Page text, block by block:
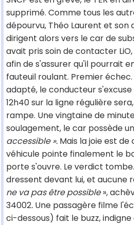
supprimé. Comme tous les
dépourvu, Théo Laurent et
dirigent alors vers le car de
avait pris soin de contacter
afin de s'assurer qu'il pourrait
fauteuil roulant. Premier
adapté, le conducteur
12h40 sur la ligne régulière
rampe. Une vingtaine de
soulagement, le car possède
accessible». Mais la joie est de
véhicule pointe finalement le
porte s'ouvre. Le verdict
dressent devant lui, et aucune
ne va pas être possible»,
34002. Une passagère filme
ci-dessous) fait le buzz,